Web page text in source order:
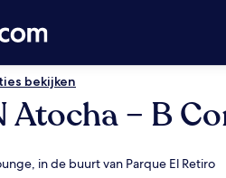
bekijken
Atocha – B
in de buurt van Parque El Retiro